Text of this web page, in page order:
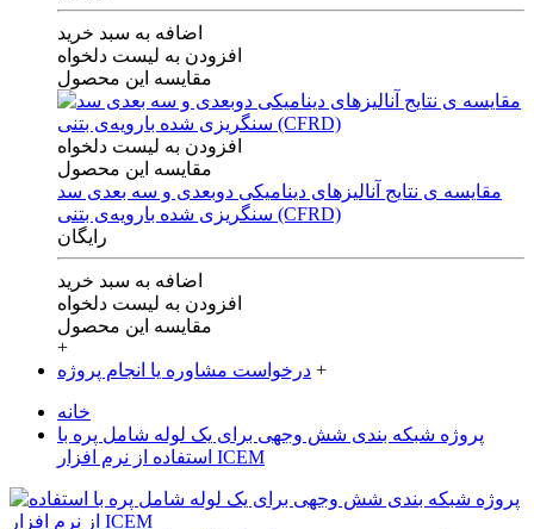
اضافه به سبد خرید
افزودن به لیست دلخواه
مقایسه این محصول
افزودن به لیست دلخواه
مقایسه این محصول
مقایسه ی‌ نتایج آنالیزهای‌ دینامیکی‌ دوبعدی‌ و‌ سه بعدی‌ سد
سنگریزی‌ شده با‌رویه‌ی‌ بتنی‌ (CFRD)
رایگان
اضافه به سبد خرید
افزودن به لیست دلخواه
مقایسه این محصول
+
درخواست مشاوره یا انجام پروژه +
خانه
پروژه شبکه بندی شش وجهی برای یک لوله شامل پره با
استفاده از نرم افزار ICEM